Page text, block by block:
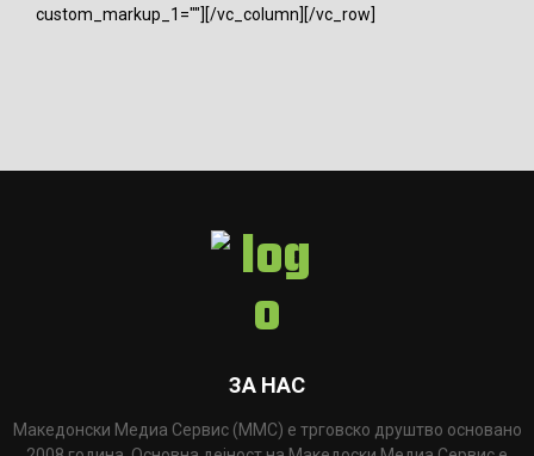
custom_markup_1=""][/vc_column][/vc_row]
ЗА НАС
Македонски Медиа Сервис (ММС) е трговско друштво основано